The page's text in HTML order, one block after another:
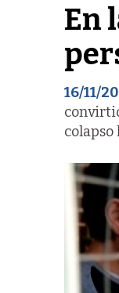
En
16/11/